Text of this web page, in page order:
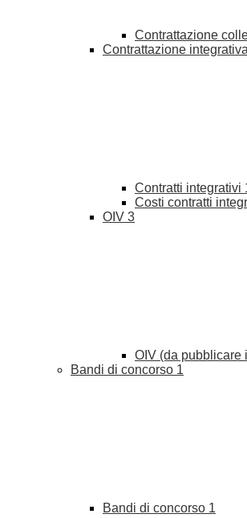
Contrattazione
Contrattazione integrativa
Contratti integrativi
Costi contratti
OIV 3
OIV (da pubblicare
Bandi di concorso 1
Bandi di concorso 1